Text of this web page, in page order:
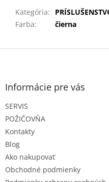
Kategória:
Farba: čierna
Z
Informácie pre vás
SERVIS
POŽIČOVŇA
Kontakty
Blog
Ako nakupovať
Obchodné podmienky